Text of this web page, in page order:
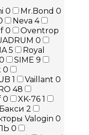
0 Mr.Bond 0
Neva 4
0
Oventrop
0
5
Royal
SIME 9
0
1 Vaillant 0
48
0 XK-76 1
Бакси 2
Valogin 0
0